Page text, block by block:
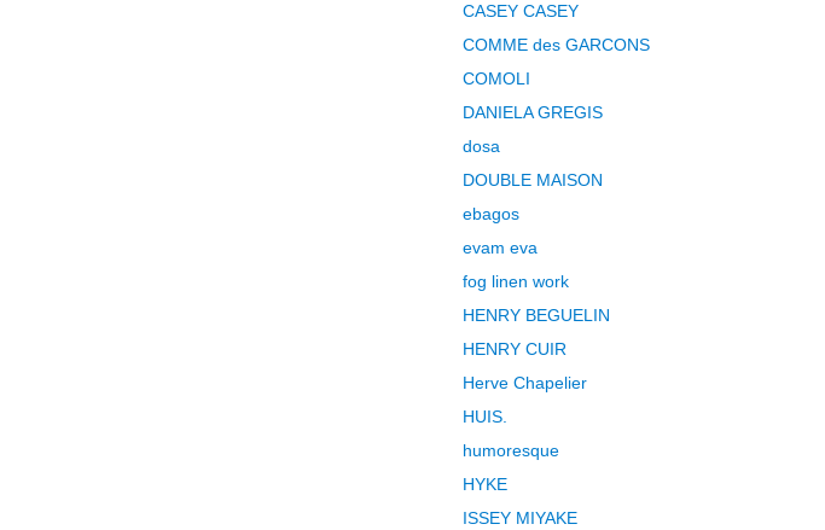
CASEY CASEY
COMME des GARCONS
COMOLI
DANIELA GREGIS
dosa
DOUBLE MAISON
ebagos
evam eva
fog linen work
HENRY BEGUELIN
HENRY CUIR
Herve Chapelier
HUIS.
humoresque
HYKE
ISSEY MIYAKE